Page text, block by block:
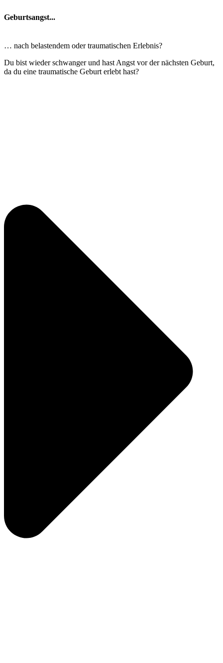
Geburtsangst...
… nach belastendem oder traumatischen Erlebnis?
Du bist wieder schwanger und hast Angst vor der nächsten Geburt,
da du eine traumatische Geburt erlebt hast?